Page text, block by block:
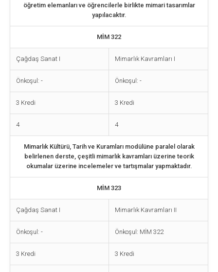
öğretim elemanları ve öğrencilerle birlikte mimari tasarımlar
yapılacaktır.
MİM 322
Çağdaş Sanat I Mimarlık Kavramları I
Önkoşul: - Önkoşul: -
3 Kredi 3 Kredi
4 4
Mimarlık Kültürü, Tarih ve Kuramları modülüne paralel olarak
belirlenen derste, çeşitli mimarlık kavramları üzerine teorik
okumalar üzerine incelemeler ve tartışmalar yapmaktadır.
MİM 323
Çağdaş Sanat I Mimarlık Kavramları II
Önkoşul: - Önkoşul: MİM 322
3 Kredi 3 Kredi